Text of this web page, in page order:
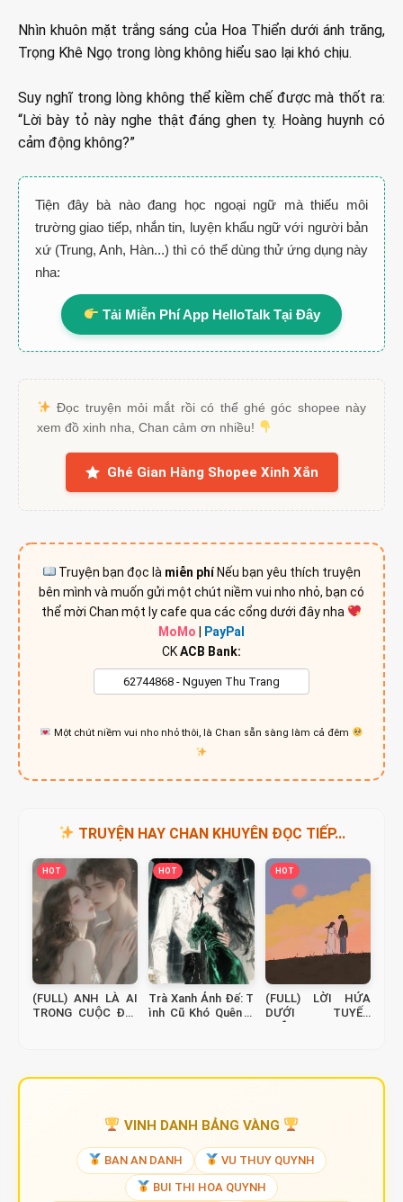
Nhìn khuôn mặt trắng sáng của Hoa Thiển dưới ánh trăng,
Trọng Khê Ngọ trong lòng không hiểu sao lại khó chịu.
Suy nghĩ trong lòng không thể kiềm chế được mà thốt ra:
“Lời bày tỏ này nghe thật đáng ghen tỵ. Hoàng huynh có
cảm động không?”
Tiện đây bà nào đang học ngoại ngữ mà thiếu môi
trường giao tiếp, nhắn tin, luyện khẩu ngữ với người bản
xứ (Trung, Anh, Hàn...) thì có thể dùng thử ứng dụng này
nha:
Tải Miễn Phí App HelloTalk Tại Đây
Đọc truyện mỏi mắt rồi có thể ghé góc shopee này
xem đồ xinh nha, Chan cảm ơn nhiều!
Ghé Gian Hàng Shopee Xinh Xắn
Truyện bạn đọc là miễn phíNếu bạn yêu thích truyện
bên mình và muốn gửi một chút niềm vui nho nhỏ, bạn có
thể mời Chan một ly cafe qua các cổng dưới đây nha
MoMo
PayPal
CKACB Bank:
Một chút niềm vui nho nhỏ thôi, là Chan sẵn sàng làm cả đêm
TRUYỆN HAY CHAN KHUYÊN ĐỌC TIẾP...
(FULL) ANH LÀ AI
TRONG CUỘC ĐỜI
Trà Xanh Ảnh Đế: T
ình Cũ Khó Quên –
FULL
(FULL) LỜI HỨA
DƯỚI TUYẾT
TRẮNG